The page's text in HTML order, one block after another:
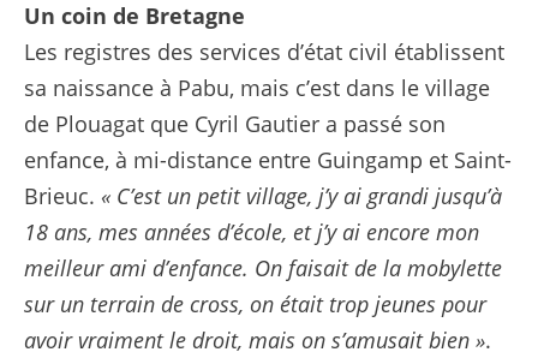
Un coin de Bretagne
Les registres des services d’état civil établissent
sa naissance à Pabu, mais c’est dans le village
de Plouagat que Cyril Gautier a passé son
enfance, à mi-distance entre Guingamp et Saint-
Brieuc. « C’est un petit village, j’y ai grandi jusqu’à
18 ans, mes années d’école, et j’y ai encore mon
meilleur ami d’enfance. On faisait de la mobylette
sur un terrain de cross, on était trop jeunes pour
avoir vraiment le droit, mais on s’amusait bien ».